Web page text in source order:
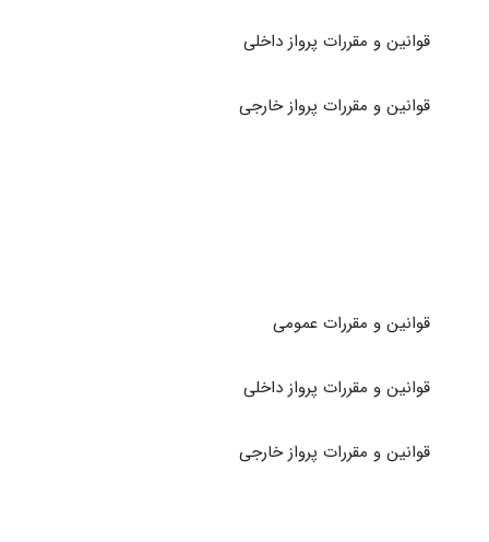
قوانین و مقررات پرواز داخلی
قوانین و مقررات پرواز خارجی
قوانین و مقررات عمومی​
قوانین و مقررات پرواز داخلی
قوانین و مقررات پرواز خارجی